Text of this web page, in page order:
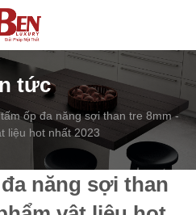
tức
ốp đa năng sợi than tre 8mm -
liệu hot nhất 2023
năng sợi than